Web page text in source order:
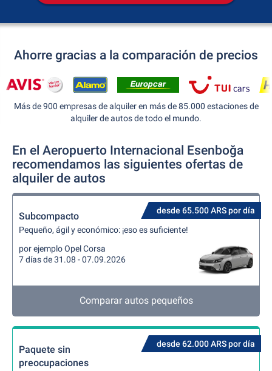
Ahorre gracias a la comparación de precios
Más de 900 empresas de alquiler en más de 85.000 estaciones de
alquiler de autos de todo el mundo.
En el Aeropuerto Internacional Esenboğa
recomendamos las siguientes ofertas de
alquiler de autos
desde 65.500 ARS por día
Subcompacto
Pequeño, ágil y económico: ¡eso es suficiente!
por ejemplo Opel Corsa
7 días de 31.08 - 07.09.2026
Comparar autos pequeños
desde 62.000 ARS por día
Paquete sin
preocupaciones